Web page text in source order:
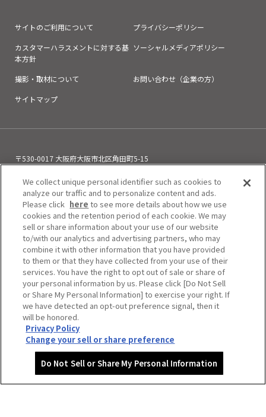
サイトのご利用について
プライバシーポリシー
カスタマーハラスメントに対する基
本方針
ソーシャルメディアポリシー
撮影・取材について
お問い合わせ（企業の方）
サイトマップ
〒530-0017 大阪府大阪市北区角田町5-15
06-6313-0501（11:00～21:00）
Do Not Sell or Share My Personal Information
Copyright © HEP FIVE. All Rights Reserved.
We collect unique personal identifier such as cookies to
analyze our traffic and to personalize content and ads.
Please click here to see more details about how we use
cookies and the retention period of each cookie. We may
sell or share information about your use of our website
to/with our analytics and advertising partners, who may
combine it with other information that you have provided
to them or that they have collected from your use of their
services. You have the right to opt out of sale or share of
your personal information by us. Please click [Do Not Sell
or Share My Personal Information] to exercise your right. If
we have detected an opt-out preference signal, then it
will be honored.
Privacy Policy
Change your sell or share preference
Do Not Sell or Share My Personal Information